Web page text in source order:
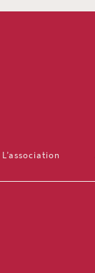
L’association